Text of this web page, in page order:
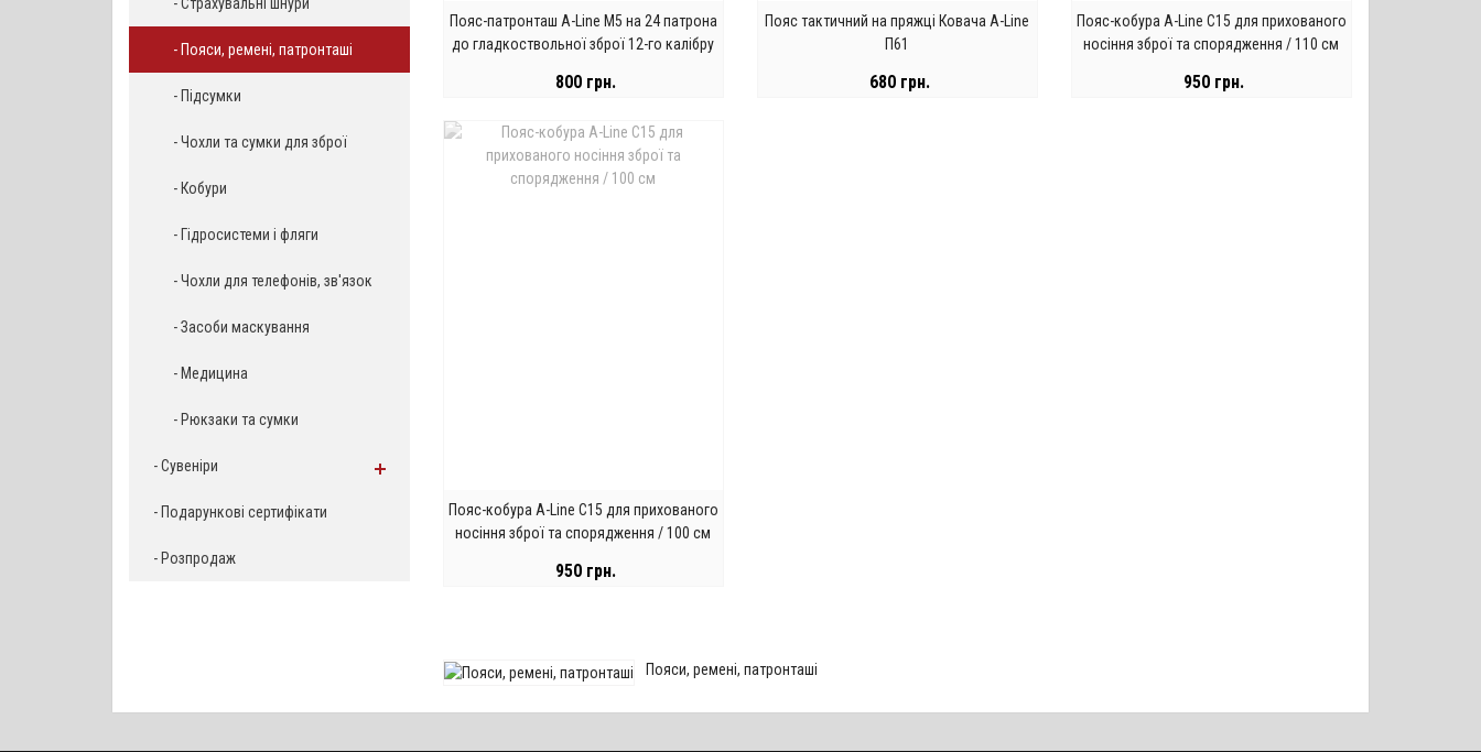
- Страхувальні шнури
- Пояси, ремені, патронташі
- Підсумки
- Чохли та сумки для зброї
- Кобури
- Гідросистеми і фляги
- Чохли для телефонів, зв'язок
- Засоби маскування
- Медицина
- Рюкзаки та сумки
- Сувеніри
- Подарункові сертифікати
- Розпродаж
Пояс-патронташ A-Line М5 на 24 патрона
до гладкоствольної зброї 12-го калібру
800 грн.
ЗАКІНЧИВСЯ
Пояс тактичний на пряжці Ковача A-Line
П61
680 грн.
Пояс-кобура A-Line С15 для прихованого
носіння зброї та спорядження / 110 см
950 грн.
Пояс-кобура A-Line С15 для прихованого
носіння зброї та спорядження / 100 см
950 грн.
Пояси, ремені, патронташі